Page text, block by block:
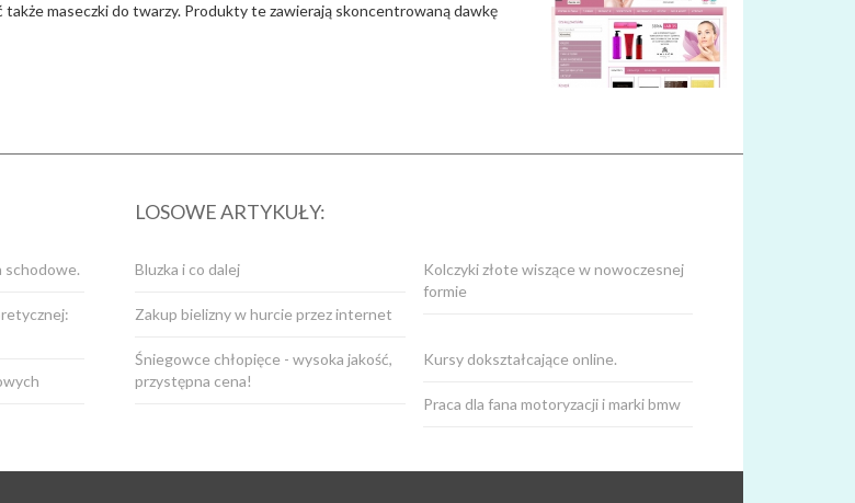
maseczki do twarzy. Produkty te zawierają skoncentrowaną dawkę
schodowe.
LOSOWE ARTYKUŁY:
Kolczyki złote wiszące w nowoczesnej
formie
Bluzka i co dalej
Zakup bielizny w hurcie przez internet
Śniegowce chłopięce - wysoka jakość,
przystępna cena!
Kursy dokształcające online.
Praca dla fana motoryzacji i marki bmw